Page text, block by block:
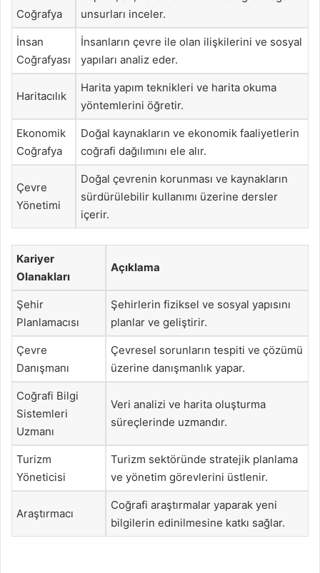
Coğrafya
unsurları inceler.
İnsan
Coğrafyası
İnsanların çevre ile olan ilişkilerini ve sosyal
yapıları analiz eder.
Haritacılık
Harita yapım teknikleri ve harita okuma
yöntemlerini öğretir.
Ekonomik
Coğrafya
Doğal kaynakların ve ekonomik faaliyetlerin
coğrafi dağılımını ele alır.
Çevre
Yönetimi
Doğal çevrenin korunması ve kaynakların
sürdürülebilir kullanımı üzerine dersler
içerir.
Kariyer
Olanakları
Açıklama
Şehir
Planlamacısı
Şehirlerin fiziksel ve sosyal yapısını
planlar ve geliştirir.
Çevre
Danışmanı
Çevresel sorunların tespiti ve çözümü
üzerine danışmanlık yapar.
Coğrafi Bilgi
Sistemleri
Uzmanı
Veri analizi ve harita oluşturma
süreçlerinde uzmandır.
Turizm
Yöneticisi
Turizm sektöründe stratejik planlama
ve yönetim görevlerini üstlenir.
Araştırmacı
Coğrafi araştırmalar yaparak yeni
bilgilerin edinilmesine katkı sağlar.